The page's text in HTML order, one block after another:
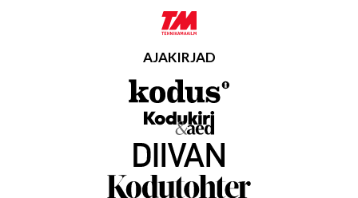
AJAKIRJAD